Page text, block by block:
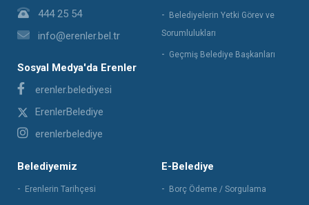
444 25 54
info@erenler.bel.tr
Sosyal Medya'da Erenler
erenler.belediyesi
ErenlerBelediye
erenlerbelediye
Belediyelerin Yetki Görev ve
Sorumlulukları
Geçmiş Belediye Başkanları
Belediyemiz
Erenlerin Tarihçesi
E-Belediye
Borç Ödeme / Sorgulama